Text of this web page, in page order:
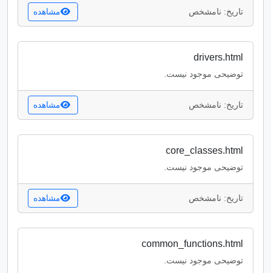
تاریخ: نامشخص مشاهده
drivers.html
توضیحی موجود نیست.
تاریخ: نامشخص مشاهده
core_classes.html
توضیحی موجود نیست.
تاریخ: نامشخص مشاهده
common_functions.html
توضیحی موجود نیست.